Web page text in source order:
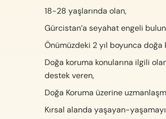
18-28 yaşlarında olan,
Gürcistan’a seyahat engeli
Önümüzdeki 2 yıl boyunca
Doğa koruma konularına ilgili
destek veren,
Doğa Koruma üzerine
Kırsal alanda yaşayan-